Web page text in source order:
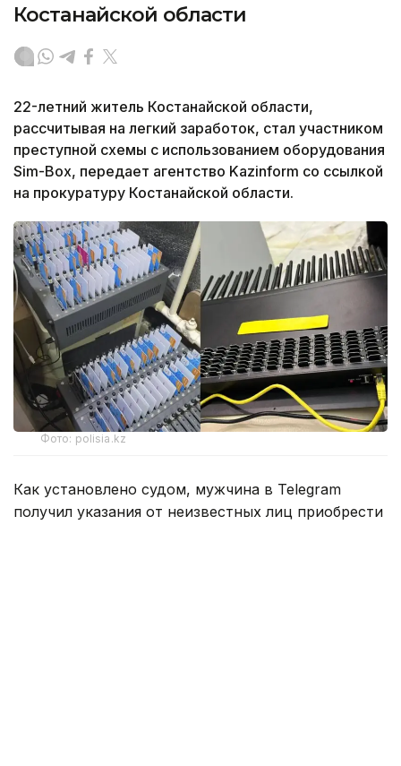
Костанайской области
22-летний житель Костанайской области,
рассчитывая на легкий заработок, стал участником
преступной схемы с использованием оборудования
Sim-Box, передает агентство Kazinform со ссылкой
на прокуратуру Костанайской области.
Фото: polisia.kz
Как установлено судом, мужчина в Telegram
получил указания от неизвестных лиц приобрести